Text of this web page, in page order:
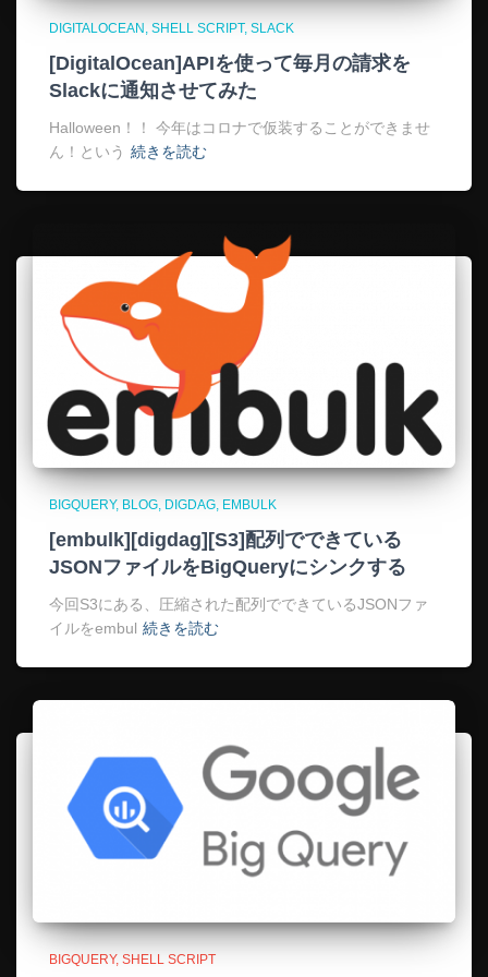
DIGITALOCEAN SHELL SCRIPT SLACK
[DigitalOcean]APIを使って毎月の請求を
Slackに通知させてみた
Halloween！！ 今年はコロナで仮装することができませ
ん！という 続きを読む
BIGQUERY BLOG DIGDAG EMBULK
[embulk][digdag][S3]配列でできている
JSONファイルをBigQueryにシンクする
今回S3にある、圧縮された配列でできているJSONファ
イルをembul 続きを読む
BIGQUERY SHELL SCRIPT